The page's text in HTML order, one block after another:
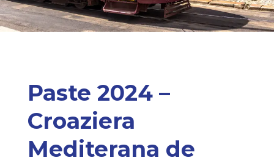
Paste 2024 –
Croaziera
Mediterana de